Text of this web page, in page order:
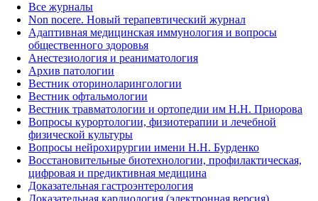
Все журналы
Non nocere. Новый терапевтический журнал
Адаптивная медицинская иммунология и вопросы
общественного здоровья
Анестезиология и реаниматология
Архив патологии
Вестник оториноларингологии
Вестник офтальмологии
Вестник травматологии и ортопедии им Н.Н. Приорова
Вопросы курортологии, физиотерапии и лечебной
физической культуры
Вопросы нейрохирургии имени Н.Н. Бурденко
Восстановительные биотехнологии, профилактическая,
цифровая и предиктивная медицина
Доказательная гастроэнтерология
Доказательная кардиология (электронная версия)